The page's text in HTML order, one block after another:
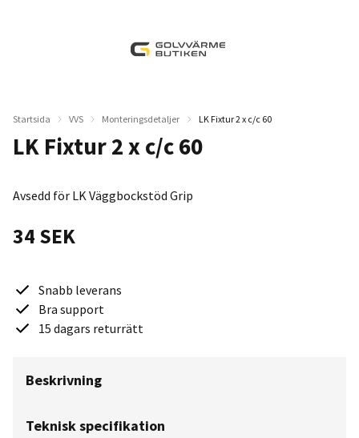
Startsida VVS Monteringsdetaljer LK Fixtur 2 x c/c 60
LK Fixtur 2 x c/c 60
Avsedd för LK Väggbockstöd Grip
34 SEK
Snabb leverans
Bra support
15 dagars returrätt
Beskrivning
Teknisk specifikation